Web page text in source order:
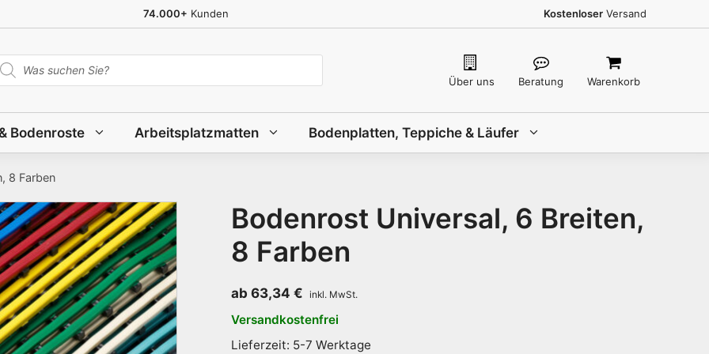
74.000+ Kunden Kostenloser Versand
Über uns Beratung Warenkorb
Bodenroste Arbeitsplatzmatten Bodenplatten, Teppiche & Läufer
8 Farben
Bodenrost Universal, 6 Breiten,
8 Farben
ab 63,34 €
Versandkostenfrei
Lieferzeit: 5-7 Werktage